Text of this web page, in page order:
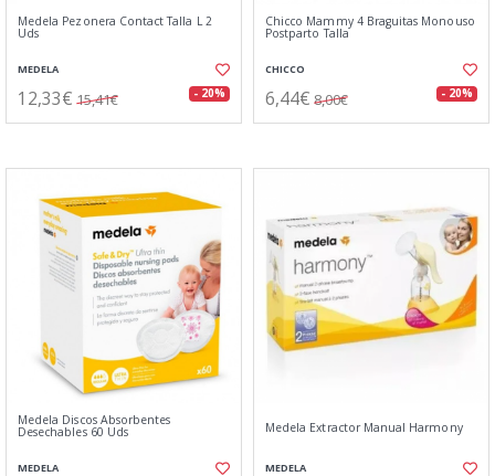
Medela Pezonera Contact Talla L 2
Uds
MEDELA
12,33€ 15,41€ - 20%
Chicco Mammy 4 Braguitas Monouso
Postparto Talla
CHICCO
6,44€ 8,00€ - 20%
Medela Discos Absorbentes
Desechables 60 Uds
MEDELA
Medela Extractor Manual Harmony
MEDELA